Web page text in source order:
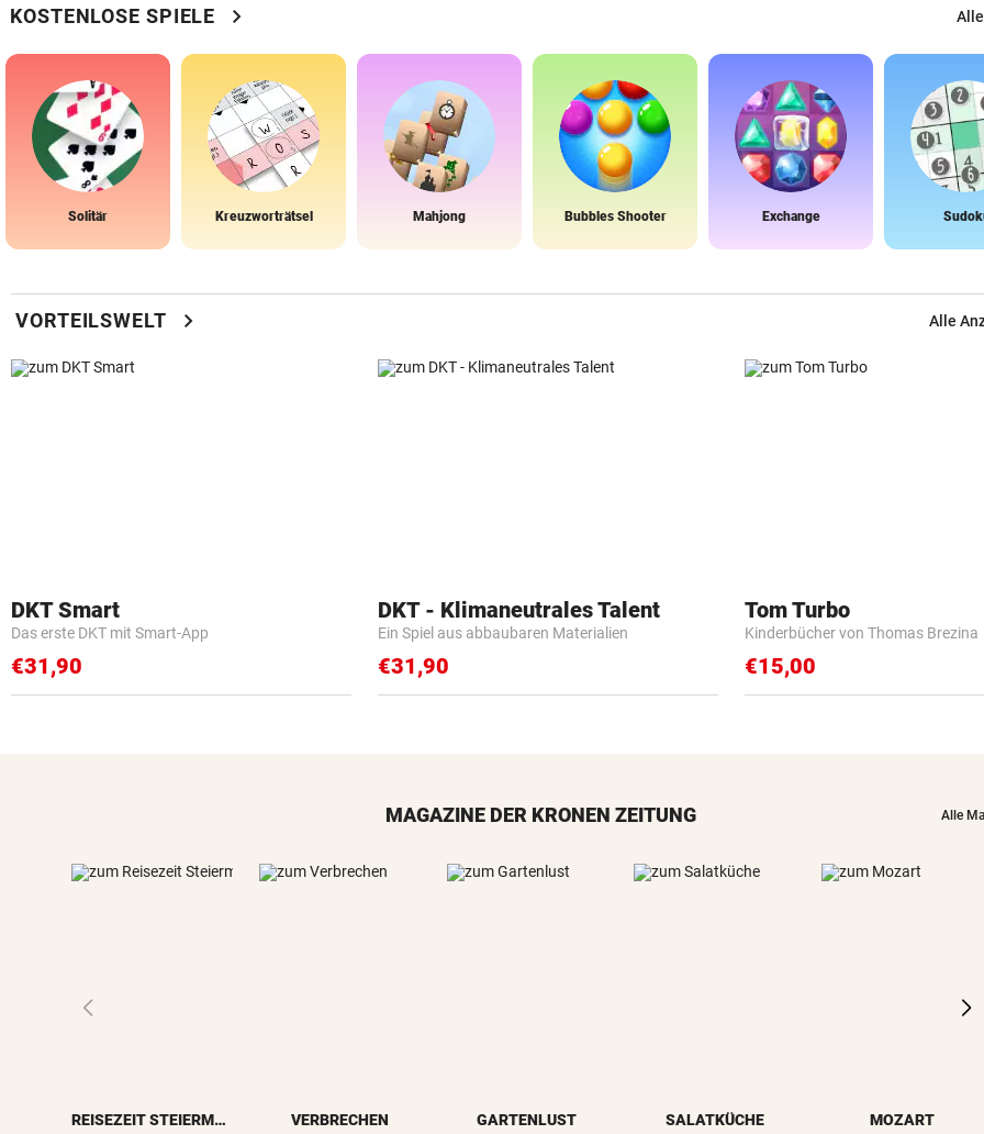
KOSTENLOSE SPIELE chevron_right
Solitär Kreuzworträtsel Mahjong Bubbles Shooter Exchange
VORTEILSWELT chevron_right Alle
DKT Smart
Das erste DKT mit Smart-App
€31,90
DKT - Klimaneutrales Talent
Ein Spiel aus abbaubaren Materialien
€31,90
Tom Turbo
Kinderbücher von Thomas Brezina
€15,00
MAGAZINE DER KRONEN ZEITUNG Alle
REISEZEIT STEIERMARK VERBRECHEN GARTENLUST SALATKÜCHE MOZART